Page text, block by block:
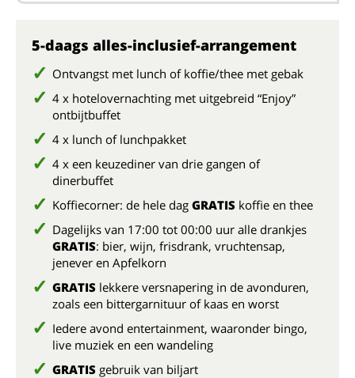
5-daags alles-inclusief-arrangement
Ontvangst met lunch of koffie/thee met gebak
4 x hotelovernachting met uitgebreid “Enjoy”
ontbijtbuffet
4 x lunch of lunchpakket
4 x een keuzediner van drie gangen of
dinerbuffet
Koffiecorner: de hele dag GRATIS koffie en thee
Dagelijks van 17:00 tot 00:00 uur alle drankjes
GRATIS: bier, wijn, frisdrank, vruchtensap,
jenever en Apfelkorn
GRATIS lekkere versnapering in de avonduren,
zoals een bittergarnituur of kaas en worst
Iedere avond entertainment, waaronder bingo,
live muziek en een wandeling
GRATIS gebruik van biljart